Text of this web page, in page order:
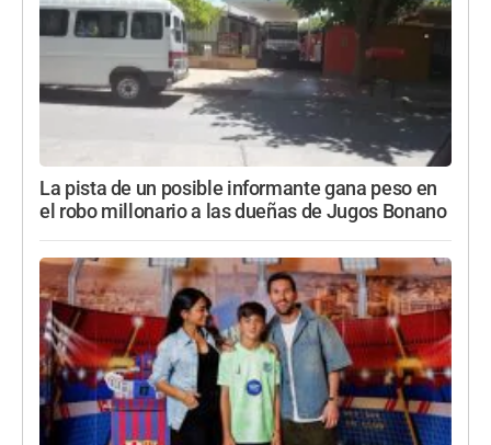
La pista de un posible informante gana peso en
el robo millonario a las dueñas de Jugos Bonano